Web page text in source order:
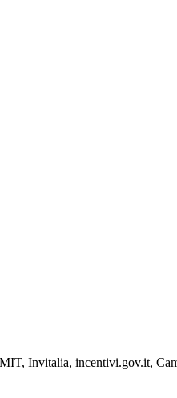
Invitalia, incentivi.gov.it,